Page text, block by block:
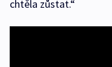
chtěla zůstat.“